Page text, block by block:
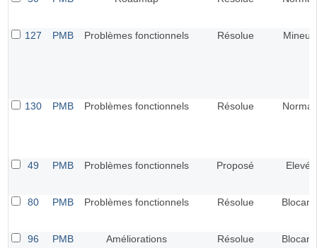
127 PMB Problèmes fonctionnels Résolue Mineur
130 PMB Problèmes fonctionnels Résolue Normal
49 PMB Problèmes fonctionnels Proposé Elevé
80 PMB Problèmes fonctionnels Résolue Blocant
96 PMB Améliorations Résolue Blocant